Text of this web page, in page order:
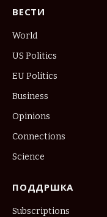
ВЕСТИ
World
US Politics
EU Politics
Business
Opinions
Connections
Science
ПОДДРШКА
Subscriptions